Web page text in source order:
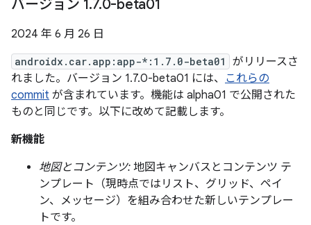
バージョン 1.7.0-beta01
2024 年 6 月 26 日
androidx.car.app:app-*:1.7.0-beta01
がリリースさ
れました。バージョン 1.7.0-beta01 には、 これらの
commit が含まれています。機能は alpha01 で公開された
ものと同じです。以下に改めて記載します。
新機能
地図とコンテンツ: 地図キャンバスとコンテンツ テ
ンプレート（現時点ではリスト、グリッド、ペイ
ン、メッセージ）を組み合わせた新しいテンプレー
トです。